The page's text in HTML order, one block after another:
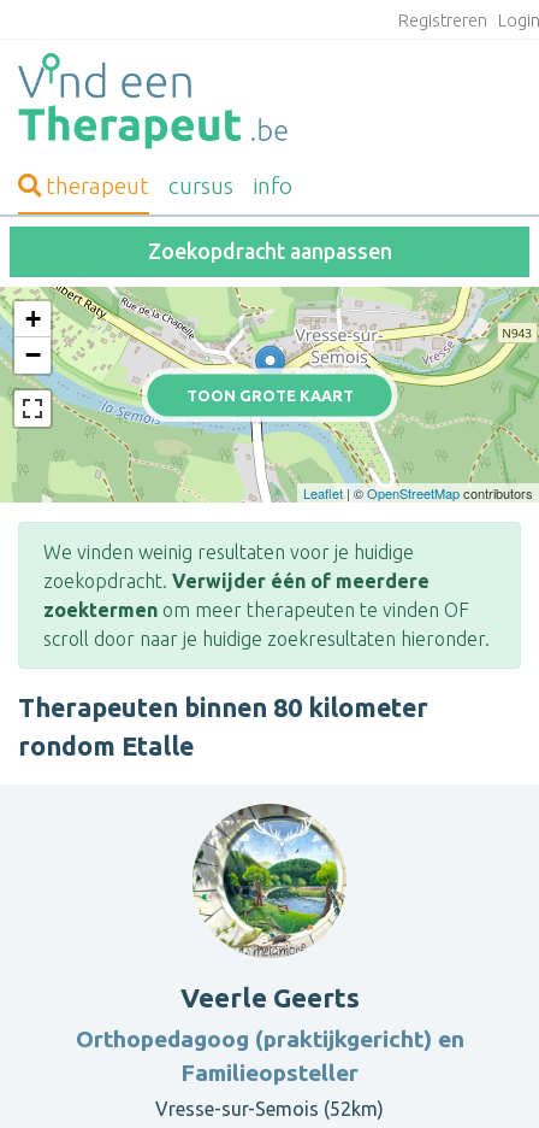
Registreren
therapeut cursus info
Zoekopdracht aanpassen
TOON GROTE KAART
+
−
Leaflet | ©OpenStreetMapcontributors
We vinden weinig resultaten voor je huidige
zoekopdracht. Verwijder één of meerdere
zoektermen om meer therapeuten te vinden OF
scroll door naar je huidige zoekresultaten hieronder.
Therapeuten binnen 80 kilometer
rondom Etalle
Veerle Geerts
Orthopedagoog (praktijkgericht) en
Familieopsteller
Vresse-sur-Semois (52km)